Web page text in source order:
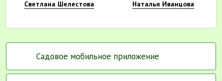
Светлана Шелестова
Наталья Иванцова
Садовое мобильное приложение